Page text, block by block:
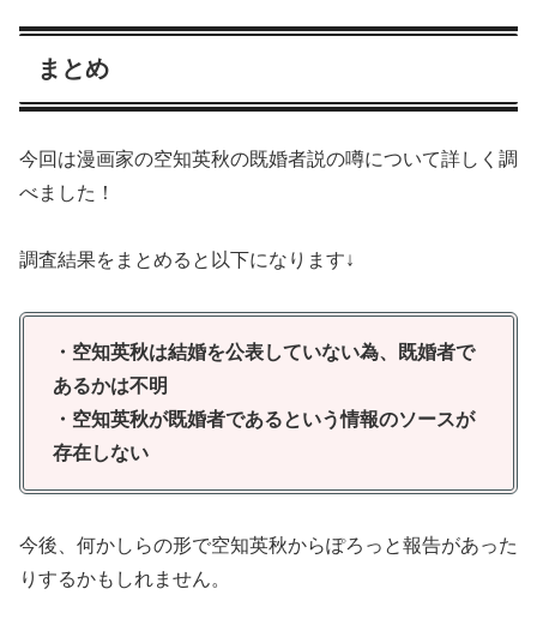
まとめ
今回は漫画家の空知英秋の既婚者説の噂について詳しく調
べました！
調査結果をまとめると以下になります↓
・空知英秋は結婚を公表していない為、既婚者で
あるかは不明
・空知英秋が既婚者であるという情報のソースが
存在しない
今後、何かしらの形で空知英秋からぽろっと報告があった
りするかもしれません。